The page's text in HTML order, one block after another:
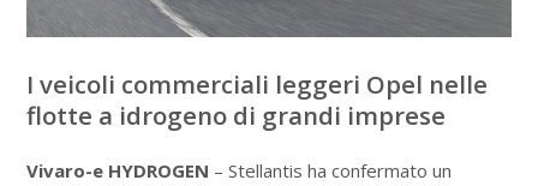
I veicoli commerciali leggeri Opel nelle
flotte a idrogeno di grandi imprese
Vivaro-e HYDROGEN – Stellantis ha confermato un